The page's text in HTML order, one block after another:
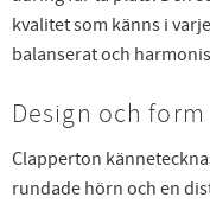
kvalitet som känns i
balanserat och
Design och form
Clapperton
rundade hörn och en